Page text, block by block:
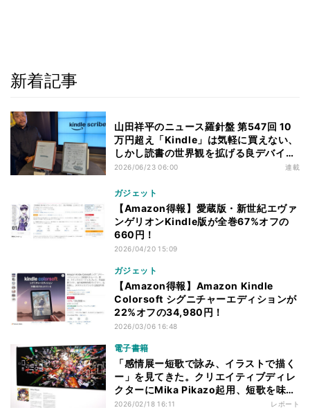
新着記事
山田祥平のニュース羅針盤 第547回 10
万円超え「Kindle」は気軽に買えない、
しかし読書の世界観を拡げる良デバイス
だ
2026/06/23 06:00 連載
ガジェット
【Amazon得報】愛蔵版・新世紀エヴァ
ンゲリオンKindle版が全巻67%オフの
660円！
2026/04/20 15:09
ガジェット
【Amazon得報】Amazon Kindle
Colorsoft シグニチャーエディションが
22%オフの34,980円！
2026/03/06 16:48
電子書籍
「感情展ー短歌で詠み、イラストで描く
ー」を見てきた。クリエイティブディレ
クターにMika Pikazo起用、短歌を味わ
うイラスト展示
2026/02/18 16:11 レポート